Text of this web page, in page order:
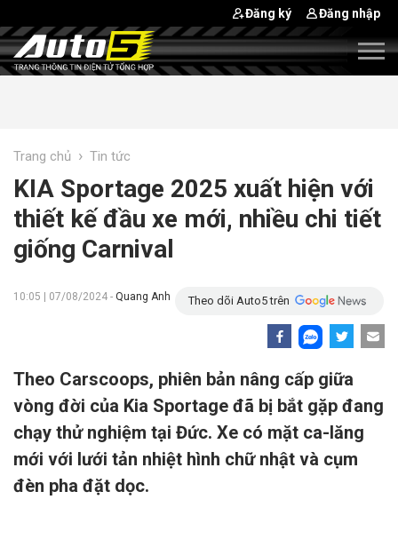
Đăng ký Đăng nhập
Trang chủ › Tin tức
KIA Sportage 2025 xuất hiện với
thiết kế đầu xe mới, nhiều chi tiết
giống Carnival
10:05 | 07/08/2024 - Quang Anh Theo dõi Auto5 trên
Theo Carscoops, phiên bản nâng cấp giữa
vòng đời của Kia Sportage đã bị bắt gặp đang
chạy thử nghiệm tại Đức. Xe có mặt ca-lăng
mới với lưới tản nhiệt hình chữ nhật và cụm
đèn pha đặt dọc.